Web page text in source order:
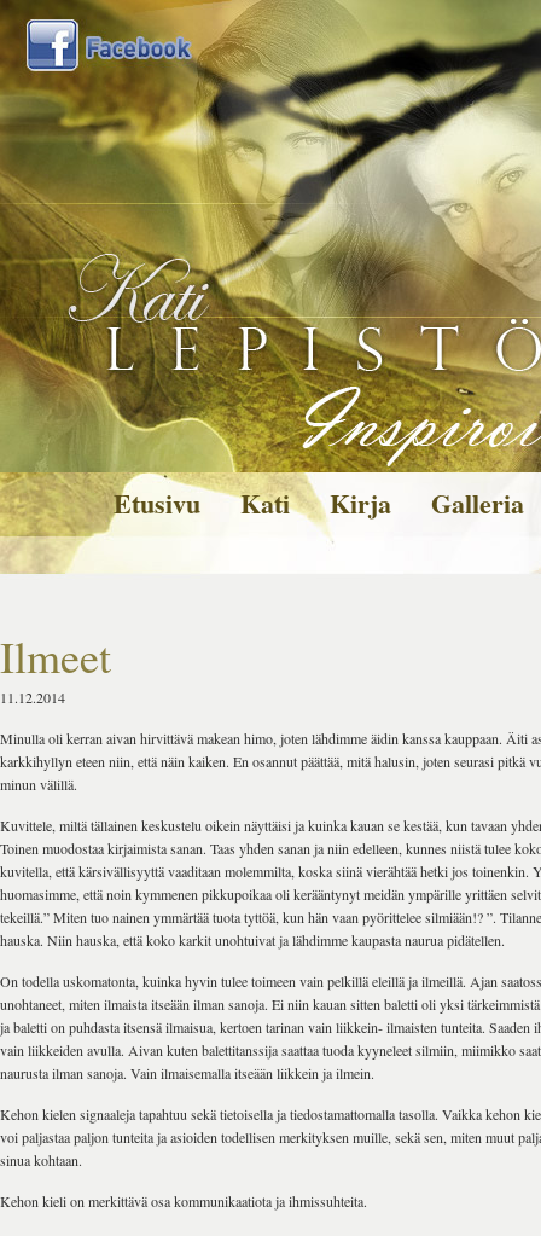
Etusivu Kati Kirja Galleria
Ilmeet
11.12.2014
Minulla oli kerran aivan hirvittävä makean himo, joten lähdimme äidin kanssa kauppaan. Äiti
karkkihyllyn eteen niin, että näin kaiken. En osannut päättää, mitä halusin, joten seurasi pitkä
minun välillä.
Kuvittele, miltä tällainen keskustelu oikein näyttäisi ja kuinka kauan se kestää, kun tavaan
Toinen muodostaa kirjaimista sanan. Taas yhden sanan ja niin edelleen, kunnes niistä tulee
kuvitella, että kärsivällisyyttä vaaditaan molemmilta, koska siinä vierähtää hetki jos toinenkin.
huomasimme, että noin kymmenen pikkupoikaa oli kerääntynyt meidän ympärille yrittäen
tekeillä.” Miten tuo nainen ymmärtää tuota tyttöä, kun hän vaan pyörittelee silmiään!? ”.
hauska. Niin hauska, että koko karkit unohtuivat ja lähdimme kaupasta naurua pidätellen.
On todella uskomatonta, kuinka hyvin tulee toimeen vain pelkillä eleillä ja ilmeillä. Ajan
unohtaneet, miten ilmaista itseään ilman sanoja. Ei niin kauan sitten baletti oli yksi
ja baletti on puhdasta itsensä ilmaisua, kertoen tarinan vain liikkein- ilmaisten tunteita. Saaden
vain liikkeiden avulla. Aivan kuten balettitanssija saattaa tuoda kyyneleet silmiin, miimikko
naurusta ilman sanoja. Vain ilmaisemalla itseään liikkein ja ilmein.
Kehon kielen signaaleja tapahtuu sekä tietoisella ja tiedostamattomalla tasolla. Vaikka kehon
voi paljastaa paljon tunteita ja asioiden todellisen merkityksen muille, sekä sen, miten muut
sinua kohtaan.
Kehon kieli on merkittävä osa kommunikaatiota ja ihmissuhteita.